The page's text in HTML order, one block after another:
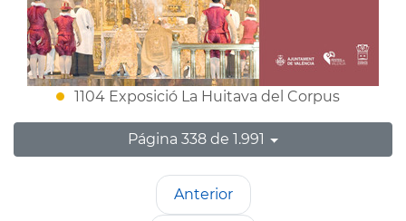
1104 Exposició La Huitava del Corpus
Página 338 de 1.991
Anterior